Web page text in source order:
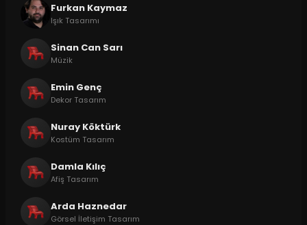
Furkan Kaymaz
Işık Tasarımı
Sinan Can Sarı
Müzik
Emin Genç
Dekor Tasarım
Nuray Köktürk
Kostüm Tasarım
Damla Kılıç
Afiş Tasarım
Arda Haznedar
Görsel İletişim Tasarım